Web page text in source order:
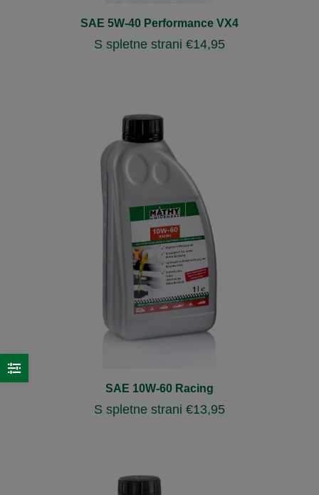
SAE 5W-40 Performance VX4
S spletne strani €14,95
SAE 10W-60 Racing
S spletne strani €13,95